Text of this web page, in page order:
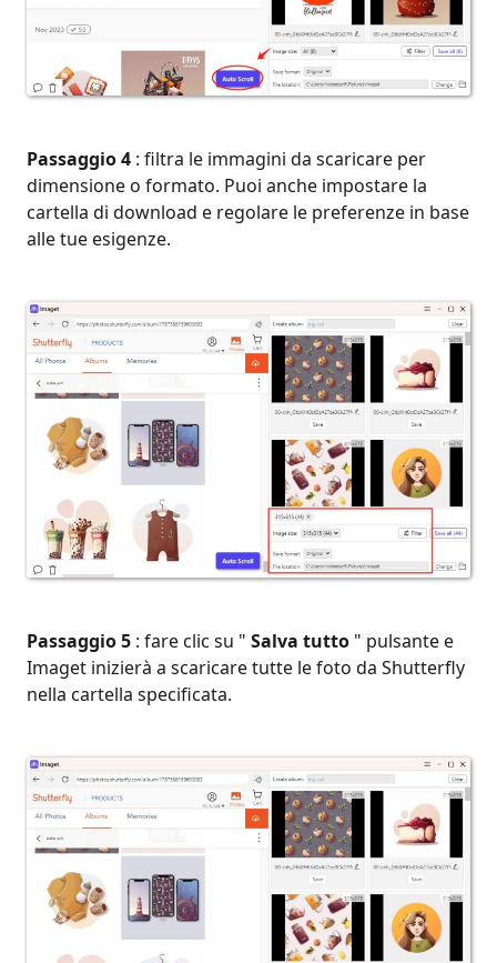
Passaggio 4 : filtra le immagini da scaricare per
dimensione o formato. Puoi anche impostare la
cartella di download e regolare le preferenze in base
alle tue esigenze.
Passaggio 5 : fare clic su " Salva tutto " pulsante e
Imaget inizierà a scaricare tutte le foto da Shutterfly
nella cartella specificata.